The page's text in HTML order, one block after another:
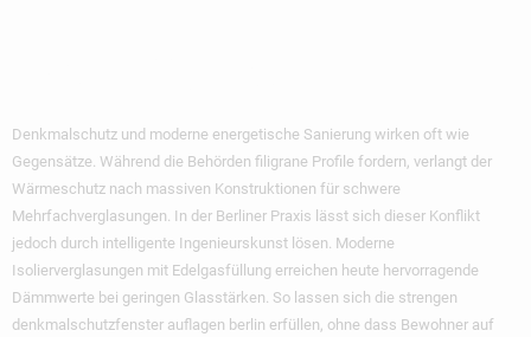
Denkmalschutz und moderne energetische Sanierung wirken oft wie
Gegensätze. Während die Behörden filigrane Profile fordern, verlangt der
Wärmeschutz nach massiven Konstruktionen für schwere
Mehrfachverglasungen. In der Berliner Praxis lässt sich dieser Konflikt
jedoch durch intelligente Ingenieurskunst lösen. Moderne
Isolierverglasungen mit Edelgasfüllung erreichen heute hervorragende
Dämmwerte bei geringen Glasstärken. So lassen sich die strengen
denkmalschutzfenster auflagen berlin erfüllen, ohne dass Bewohner auf